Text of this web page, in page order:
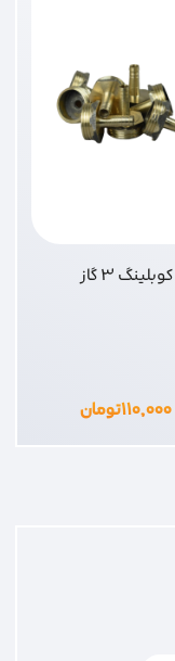
کوبلینگ 3 گاز
۱۱۰,۰۰۰تومان